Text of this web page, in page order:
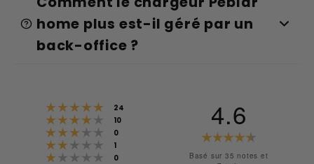
home plus est-il géré par un
back-office ?
Note : 5 étoiles sur 5
24
Note : 4 étoiles sur 5
10
Note : 3 étoiles sur 5
0
Note : 2 étoiles sur 5
1
Note : 1 étoiles sur 5
0
4.6
:
Basé sur 35 notes et